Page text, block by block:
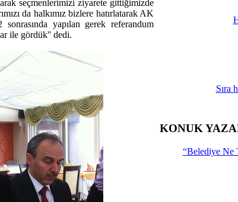
seçmenlerimizi ziyarete gittiğimizde
da halkımız bizlere hatırlatarak AK
yapılan gerek referandum
ile gördük'' dedi.
Sıra
KONUK
“Belediye Ne